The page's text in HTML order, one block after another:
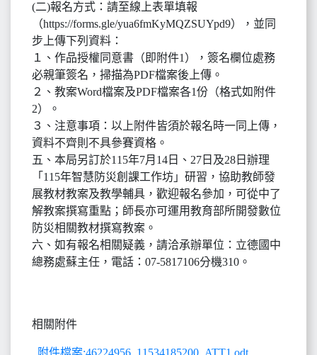
(二)報名方式：請至線上表單填報
（https://forms.gle/yua6fmKyMQZSUYpd9），並同
步上傳下列資料：
１、作品授權同意書（即附件1），簽名欄位處務
必親筆簽名，掃描為PDF檔案後上傳。
２、教案Word檔案及PDF檔案各1份（格式如附件
2）。
３、注意事項：以上附件皆須於報名時一同上傳，
資料不齊則不具參賽資格。
五、本局另訂於115年7月14日、27日及28日辦理
「115年智慧防災創課工作坊」研習，協助教師發
展教材教案及教學輔具，歡迎報名參加，可從中了
解教案撰寫重點；師長亦可運用教育部所開發數位
防災相關教材撰寫教案。
六、如有報名相關疑義，請洽承辦單位：立德國中
總務處蘇主任，電話：07-5817106分機310。
相關附件
附件檔案:46224956_11534185200_ATT1.odt